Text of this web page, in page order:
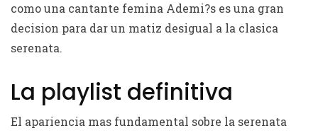
como una cantante femina Ademi?s es una gran
decision para dar un matiz desigual a la clasica
serenata.
La playlist definitiva
El apariencia mas fundamental sobre la serenata